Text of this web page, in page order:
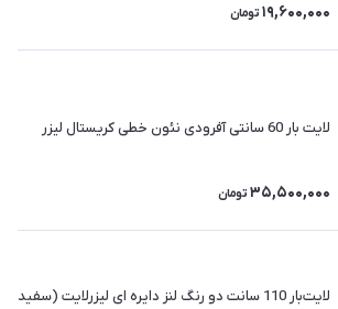
19,600,000 تومان
لایت بار 60 سانتی آفرودی نئون خطی کریستال لیزر
35,500,000 تومان
لایت‌بار 110 سانت دو رنگ لنز دایره ای لیزرلایت (سفید